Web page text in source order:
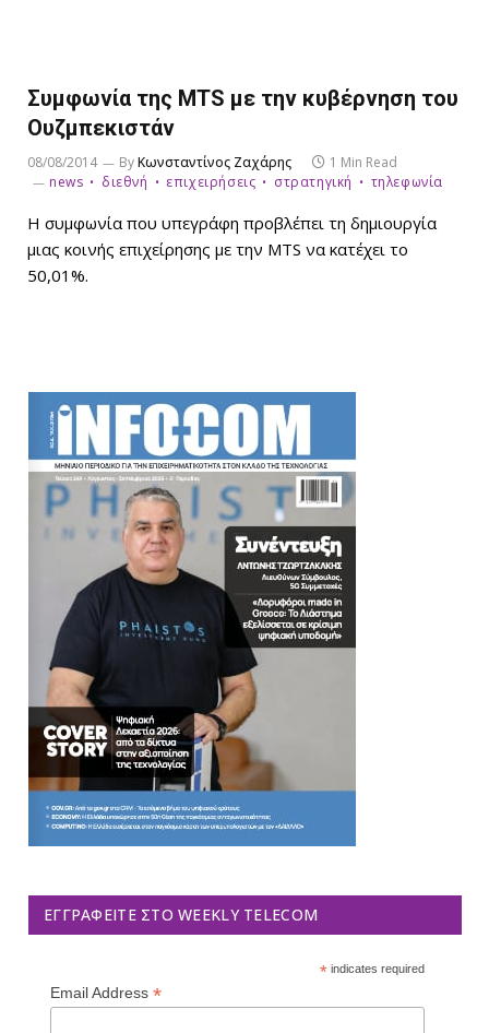
Συμφωνία της MTS με την κυβέρνηση του
Ουζμπεκιστάν
08/08/2014 ByΚωνσταντίνος Ζαχάρης
1 Min Read
news
διεθνή επιχειρήσεις στρατηγική τηλεφωνία
Η συμφωνία που υπεγράφη προβλέπει τη δημιουργία
μιας κοινής επιχείρησης με την MTS να κατέχει το
50,01%.
ΕΓΓΡΑΦΕΊΤΕ ΣΤΟ WEEKLY TELECOM
*indicates required
Email Address *